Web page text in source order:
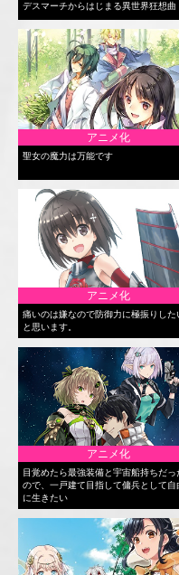
デスマーチからはじまる異世界狂想曲
アニメ化
聖女の魔力は万能です
アニメ化
痛いのは嫌なので防御力に極振りした
と思います。
アニメ化
目覚めたら最強装備と宇宙船持ちだっ
ので、一戸建て目指して傭兵として自
に生きたい